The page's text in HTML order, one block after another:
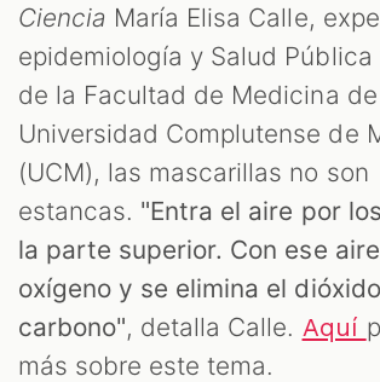
Ciencia María Elisa Calle,
epidemiología y Salud Pública
de la Facultad de Medicina
Universidad Complutense de
(UCM), las mascarillas no son
estancas. "Entra el aire por
la parte superior. Con ese
oxígeno y se elimina el
carbono", detalla Calle. Aquí
más sobre este tema.